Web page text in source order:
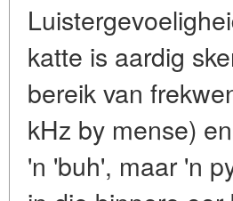
katte is aardig
bereik van
kHz by mense)
'n 'buh', maar 'n